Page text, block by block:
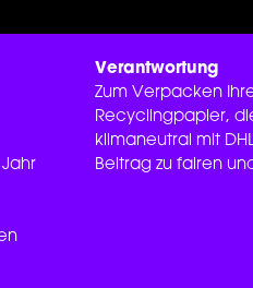
Verantwortung
Zum Verpacken
Recyclingpapier,
klimaneutral mit
Beitrag zu fairen